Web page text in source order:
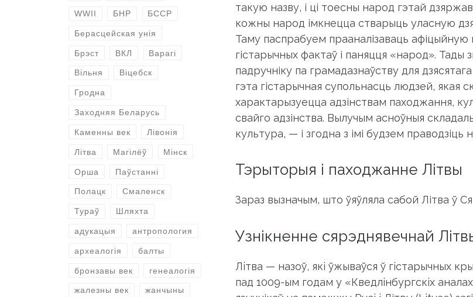
такую назву, і ці тоесны народ гэтай
кожны народ імкнецца стварыць уласную
Таму паспрабуем прааналізаваць
гістарычных фактаў і паняцця «народ». Тады
падручніку па грамадазнаўству для
гэта гістарычная супольнасць людзей, якая
характарызуецца адзінствам паходжання,
свайго адзінства. Вылучым асноўныя
культура, — і згодна з імі будзем праводзіць
Тэрыторыя і паходжанне Літвы
Зараз вызначым, што ўяўляла сабой Літва ў
Узнікненне сярэднявечнай
Лiтвa — назоў, якi ўжывaўcя ў гicтapычныx
пад 1009-ым годам y «Квeдлiнбypгcкix
WWII БНР БССР
Берасцейская унія
Брэст ВКЛ Варагі
Вільня Віцебск
Гродна
Заходняя Беларусь
Каменны век Лівонія
Літва Магілёў Мінск
Орша Паўстанні
Полацк Смаленск
Тураў Шляхта
адукацыя антропология
археалогія балты
бронзавы век генеалогія
жалезны век жанчыны